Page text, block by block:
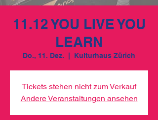
11.12 YOU LIVE YOU
LEARN
Do., 11. Dez. Kulturhaus Zürich
Tickets stehen nicht zum Verkauf
Andere Veranstaltungen ansehen